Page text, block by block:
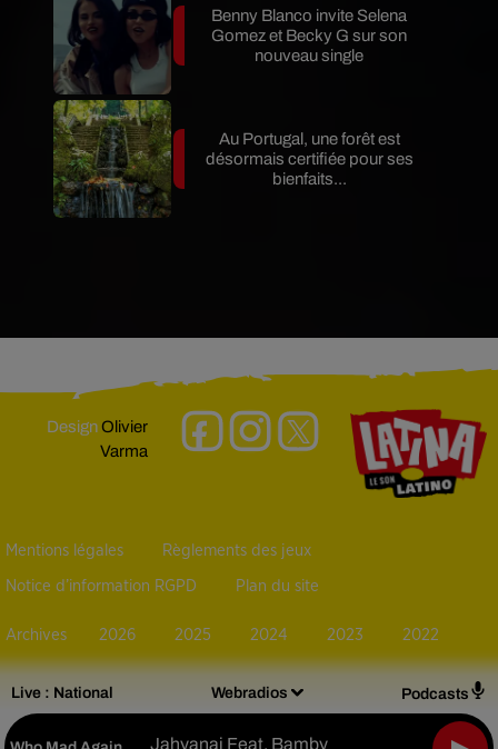
Live : National Webradios Podcasts
Jahyanai Feat. Bamby
Benny Blanco invite Selena
Gomez et Becky G sur son
nouveau single
Au Portugal, une forêt est
désormais certifiée pour ses
bienfaits...
DesignOlivier
Varma
Mentions légales Règlements des jeux
Notice d’information RGPD Plan du site
Archives 2026 2025 2024 2023 2022